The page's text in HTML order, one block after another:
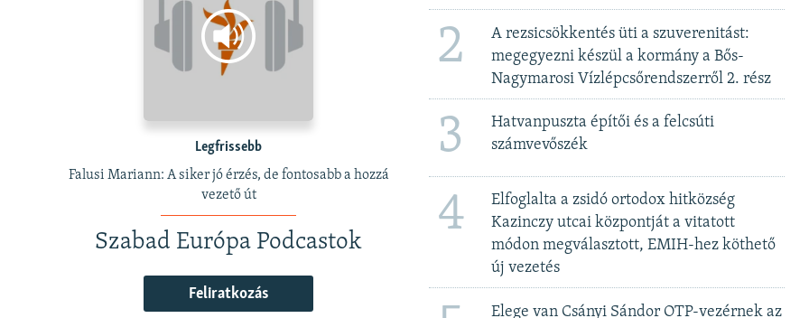
Legfrissebb
Falusi Mariann: A siker jó érzés, de fontosabb a hozzá
vezető út
Szabad Európa Podcastok
Feliratkozás
2
A rezsicsökkentés üti a szuverenitást:
megegyezni készül a kormány a Bős-
Nagymarosi Vízlépcsőrendszerről 2. rész
3
Hatvanpuszta építői és a felcsúti
számvevőszék
4
Elfoglalta a zsidó ortodox hitközség
Kazinczy utcai központját a vitatott
módon megválasztott, EMIH-hez köthető
új vezetés
Elege van Csányi Sándor OTP-vezérnek az